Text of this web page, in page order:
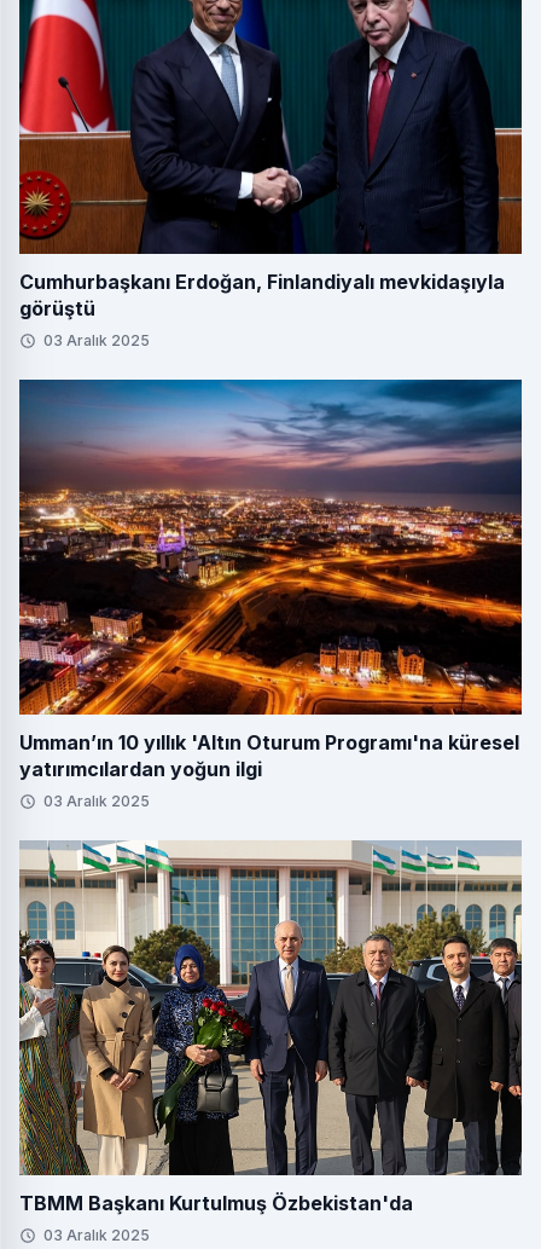
Cumhurbaşkanı Erdoğan, Finlandiyalı mevkidaşıyla
görüştü
03 Aralık 2025
Umman’ın 10 yıllık 'Altın Oturum Programı'na küresel
yatırımcılardan yoğun ilgi
03 Aralık 2025
TBMM Başkanı Kurtulmuş Özbekistan'da
03 Aralık 2025